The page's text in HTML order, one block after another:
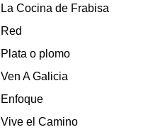
La Cocina de Frabisa
Red
Plata o plomo
Ven A Galicia
Enfoque
Vive el Camino